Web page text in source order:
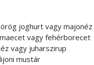
joghurt vagy majonéz
vagy fehérborecet
vagy juharszirup
mustár